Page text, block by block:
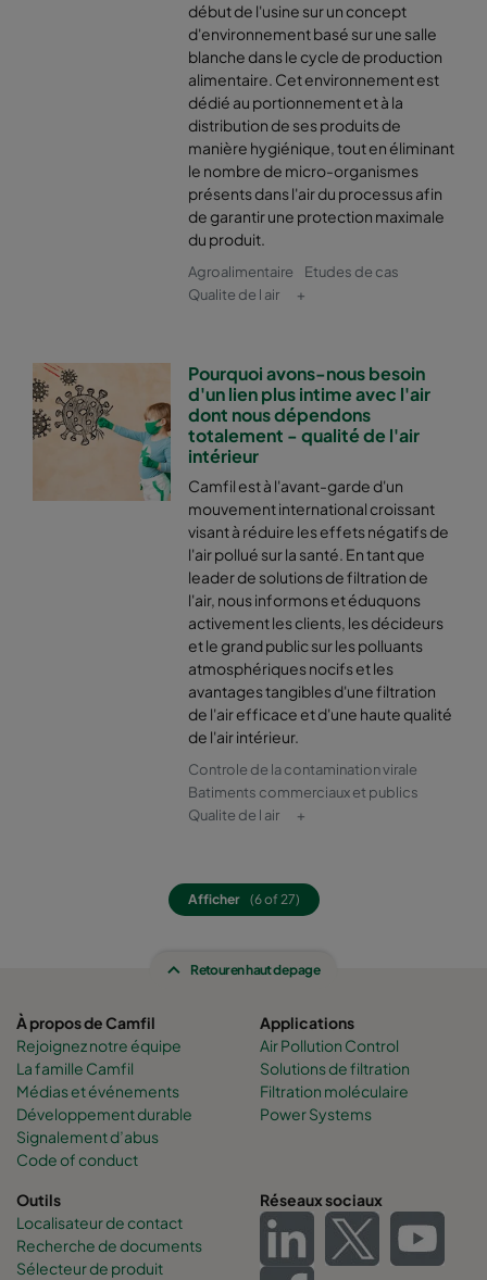
début de l'usine sur un concept
d'environnement basé sur une salle
blanche dans le cycle de production
alimentaire. Cet environnement est
dédié au portionnement et à la
distribution de ses produits de
manière hygiénique, tout en éliminant
le nombre de micro-organismes
présents dans l'air du processus afin
de garantir une protection maximale
du produit.
Agroalimentaire
Etudes de cas
Qualite de l air
+
Pourquoi avons-nous besoin
d'un lien plus intime avec l'air
dont nous dépendons
totalement - qualité de l'air
intérieur
Camfil est à l'avant-garde d'un
mouvement international croissant
visant à réduire les effets négatifs de
l'air pollué sur la santé. En tant que
leader de solutions de filtration de
l'air, nous informons et éduquons
activement les clients, les décideurs
et le grand public sur les polluants
atmosphériques nocifs et les
avantages tangibles d'une filtration
de l'air efficace et d'une haute qualité
de l'air intérieur.
Controle de la contamination virale
Batiments commerciaux et publics
Qualite de l air
+
Afficher (6 of 27)
Retour en haut de page
À propos de Camfil
Rejoignez notre équipe
La famille Camfil
Médias et événements
Développement durable
Signalement d’abus
Code of conduct
Applications
Air Pollution Control
Solutions de filtration
Filtration moléculaire
Power Systems
Outils
Localisateur de contact
Recherche de documents
Sélecteur de produit
Réseaux sociaux